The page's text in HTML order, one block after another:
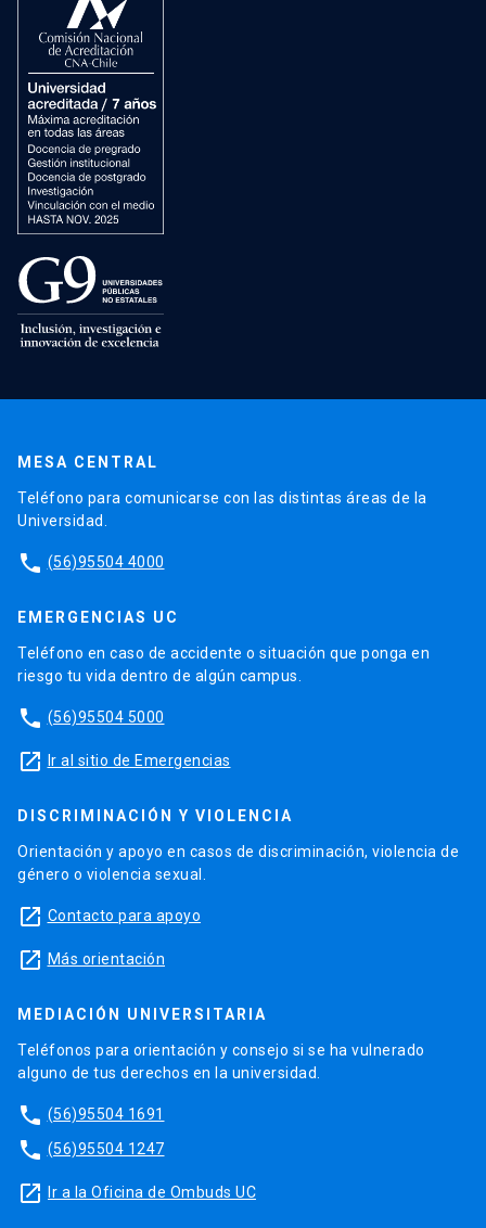
MESA CENTRAL
Teléfono para comunicarse con las distintas áreas de la
Universidad.
phone (56)95504 4000
EMERGENCIAS UC
Teléfono en caso de accidente o situación que ponga en
riesgo tu vida dentro de algún campus.
phone (56)95504 5000
launch Ir al sitio de Emergencias
DISCRIMINACIÓN Y VIOLENCIA
Orientación y apoyo en casos de discriminación, violencia de
género o violencia sexual.
launch Contacto para apoyo
launch Más orientación
MEDIACIÓN UNIVERSITARIA
Teléfonos para orientación y consejo si se ha vulnerado
alguno de tus derechos en la universidad.
phone (56)95504 1691
phone (56)95504 1247
launch Ir a la Oficina de Ombuds UC